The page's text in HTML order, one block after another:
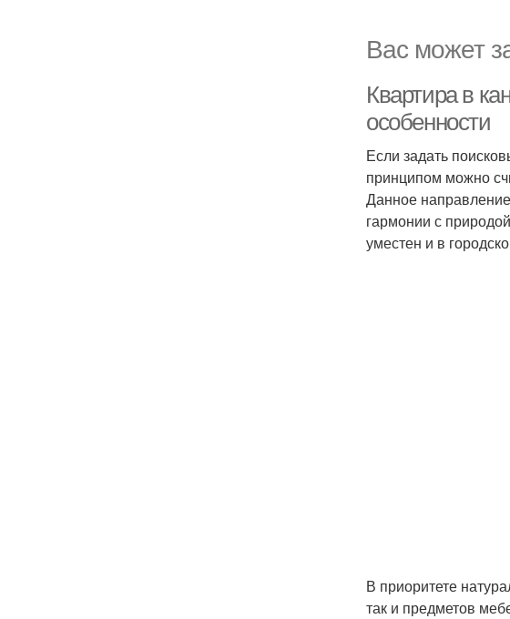
Вас может
Квартира в
особенности
Если задать
принципом можно
Данное
гармонии с
уместен и в
В приоритете
так и предметов